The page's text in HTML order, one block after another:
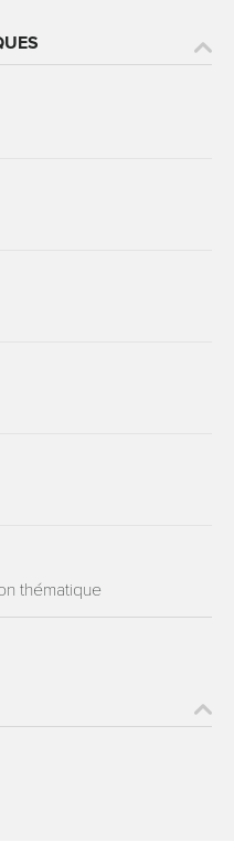
thématique